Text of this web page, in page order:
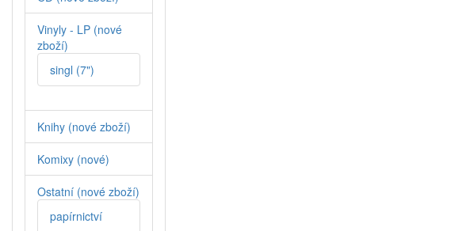
Vinyly - LP (nové
zboží)
singl (7")
Knihy (nové zboží)
Komixy (nové)
Ostatní (nové zboží)
papírnictví